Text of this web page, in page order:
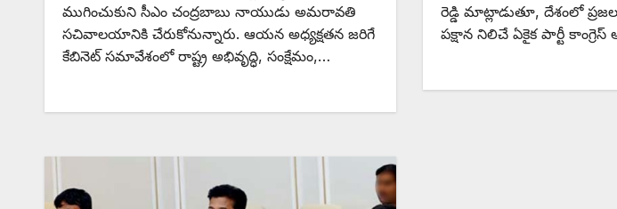
ముగించుకుని సీఎం చంద్రబాబు నాయుడు అమరావతి
సచివాలయానికి చేరుకోనున్నారు. ఆయన అధ్యక్షతన జరిగే
కేబినెట్ సమావేశంలో రాష్ట్ర అభివృద్ధి, సంక్షేమం,…
రెడ్డి మాట్లాడుతూ, దేశంలో
పక్షాన నిలిచే ఏకైక పార్టీ